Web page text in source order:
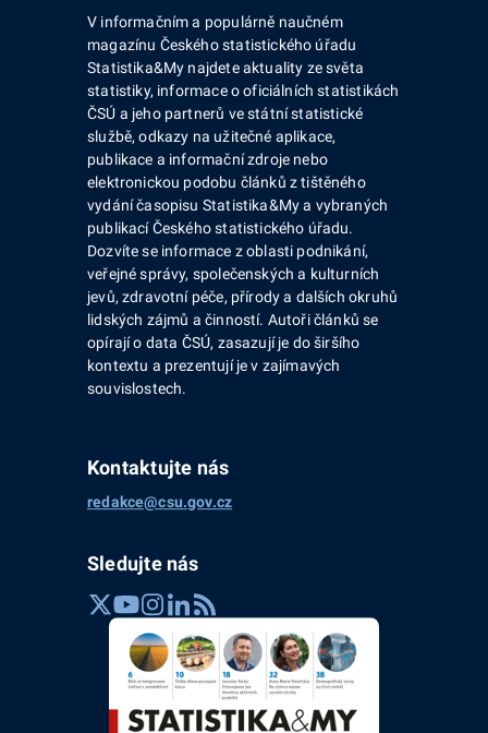
V informačním a populárně naučném
magazínu Českého statistického úřadu
Statistika&My najdete aktuality ze světa
statistiky, informace o oficiálních statistikách
ČSÚ a jeho partnerů ve státní statistické
službě, odkazy na užitečné aplikace,
publikace a informační zdroje nebo
elektronickou podobu článků z tištěného
vydání časopisu Statistika&My a vybraných
publikací Českého statistického úřadu.
Dozvíte se informace z oblasti podnikání,
veřejné správy, společenských a kulturních
jevů, zdravotní péče, přírody a dalších okruhů
lidských zájmů a činností. Autoři článků se
opírají o data ČSÚ, zasazují je do širšího
kontextu a prezentují je v zajímavých
souvislostech.
Kontaktujte nás
redakce@csu.gov.cz
Sledujte nás